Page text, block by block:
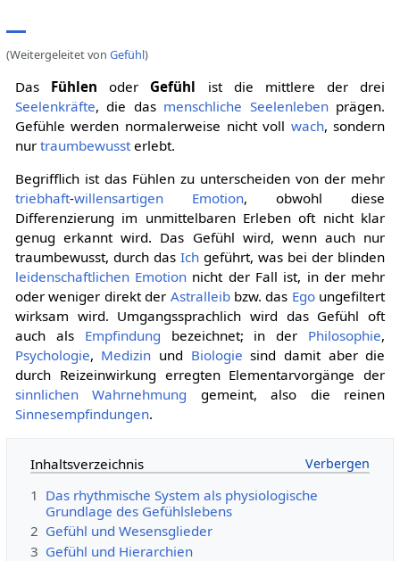
(Weitergeleitet von Gefühl)
Das Fühlen oderGefühl ist die mittlere der drei
Seelenkräfte, die das menschliche Seelenlebenprägen.
Gefühle werden normalerweise nicht voll wach, sondern
nur traumbewussterlebt.
Begrifflich ist das Fühlen zu unterscheiden von der mehr
triebhaft-willensartigen Emotion, obwohl diese
Differenzierung im unmittelbaren Erleben oft nicht klar
genug erkannt wird. Das Gefühl wird, wenn auch nur
traumbewusst, durch das Ichgeführt, was bei der blinden
leidenschaftlichen Emotion nicht der Fall ist, in der mehr
oder weniger direkt der Astralleibbzw. das Egoungefiltert
wirksam wird. Umgangssprachlich wird das Gefühl oft
auch als Empfindung bezeichnet; in der Philosophie,
Psychologie, Medizin und Biologie sind damit aber die
durch Reizeinwirkung erregten Elementarvorgänge der
sinnlichen
Wahrnehmung gemeint, also die reinen
Sinnesempfindungen.
Inhaltsverzeichnis
1 Das rhythmische System als physiologische
Grundlage des Gefühlslebens
2 Gefühl und Wesensglieder
3 Gefühl und Hierarchien